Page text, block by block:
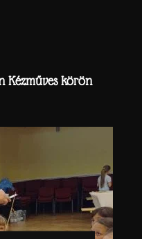
Kézműves körön